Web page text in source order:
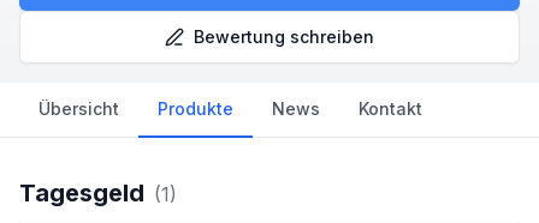
Bewertung schreiben
Übersicht Produkte News Kontakt
Tagesgeld (1)